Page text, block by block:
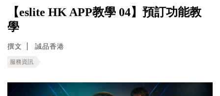
【eslite HK APP教學 04】預訂功能教
學
撰文 誠品香港
服務資訊